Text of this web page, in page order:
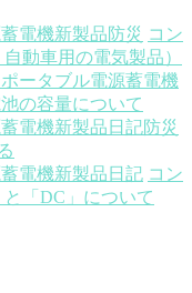
電機新製品防災 コン
動車用の電気製品）
ポータブル電源蓄電機
の容量について
電機新製品 日記防災
電機新製品 日記 コン
「DC」について